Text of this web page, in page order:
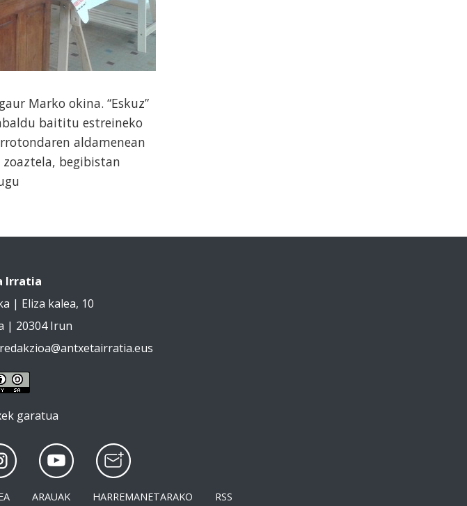
Marko okina. “Eskuz”
baititu estreineko
aldamenean
begibistan
Irratia
| Eliza kalea, 10
| 20304 Irun
garatua
ARAUAK HARREMANETARAKO RSS